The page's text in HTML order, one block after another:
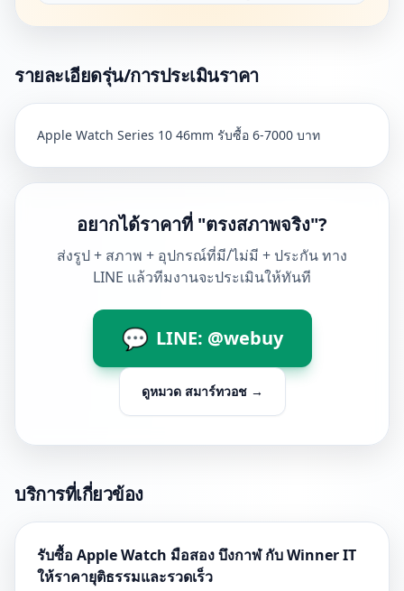
รายละเอียดรุ่น/การประเมินราคา
Apple Watch Series 10 46mm รับซื้อ 6-7000 บาท
อยากได้ราคาที่ "ตรงสภาพจริง"?
ส่งรูป + สภาพ + อุปกรณ์ที่มี/ไม่มี + ประกัน ทาง
LINE แล้วทีมงานจะประเมินให้ทันที
💬 LINE: @webuy
ดูหมวด สมาร์ทวอช→
บริการที่เกี่ยวข้อง
รับซื้อ Apple Watch มือสอง บึงกาฬ กับ Winner IT
ให้ราคายุติธรรมและรวดเร็ว